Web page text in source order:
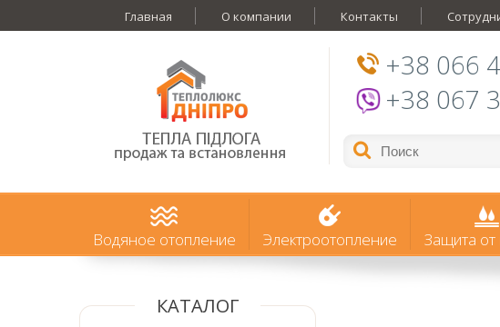
Главная О компании Контакты
+38 066
+38 067
Водяное отопление Электроотопление Защита от
КАТАЛОГ